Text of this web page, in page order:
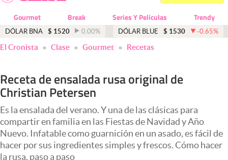
Economía y Política
Finanzas y Mercados
Negocios
Columnistas
Otras secciones
Apertura
Gourmet Break Series Y Peliculas Trendy
DÓLAR BNA $ 1520 0.00% DÓLAR BLUE $ 1530 -0.65%
El Cronista Clase Gourmet Recetas
Receta de ensalada rusa original de
Christian Petersen
Es la ensalada del verano. Y una de las clásicas para
compartir en familia en las Fiestas de Navidad y Año
Nuevo. Infatable como guarnición en un asado, es fácil de
hacer por sus ingredientes simples y frescos. Cómo hacer
la rusa, paso a paso